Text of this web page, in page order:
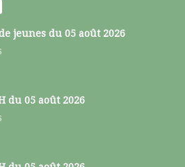
jeunes du 05 août 2026
du 05 août 2026